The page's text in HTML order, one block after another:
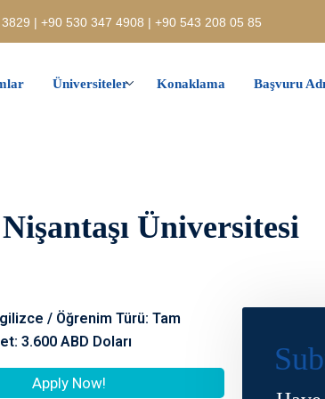
| +90 530 347 4908 | +90 543 208 05 85
Üniversiteler Konaklama Başvuru
Üniversitesi
/ Öğrenim Türü: Tam
3.600 ABD Doları
Apply Now!